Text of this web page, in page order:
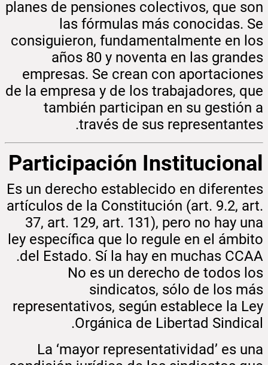
planes de pensiones colectivos, que son
las fórmulas más conocidas. Se
consiguieron, fundamentalmente en los
años 80 y noventa en las grandes
empresas. Se crean con aportaciones
de la empresa y de los trabajadores, que
también participan en su gestión a
través de sus representantes.
Participación Institucional
Es un derecho establecido en diferentes
artículos de la Constitución (art. 9.2, art.
37, art. 129, art. 131), pero no hay una
ley específica que lo regule en el ámbito
del Estado. Sí la hay en muchas CCAA.
No es un derecho de todos los
sindicatos, sólo de los más
representativos, según establece la Ley
Orgánica de Libertad Sindical.
La ‘mayor representatividad’ es una